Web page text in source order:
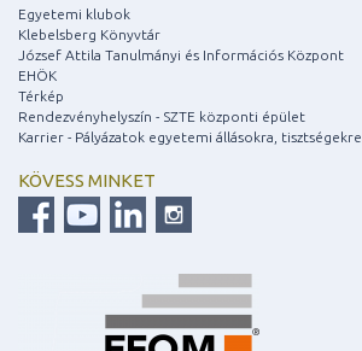
Egyetemi klubok
Klebelsberg Könyvtár
József Attila Tanulmányi és Információs Központ
EHÖK
Térkép
Rendezvényhelyszín - SZTE központi épület
Karrier - Pályázatok egyetemi állásokra, tisztségekre
KÖVESS MINKET